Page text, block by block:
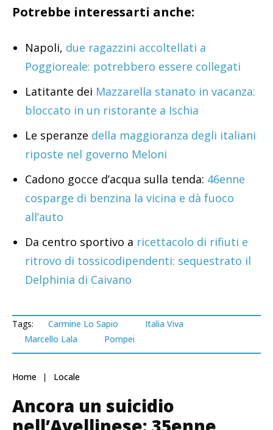
Potrebbe interessarti anche:
Napoli, due ragazzini accoltellati a
Poggioreale: potrebbero essere collegati
Latitante dei Mazzarella stanato in vacanza:
bloccato in un ristorante a Ischia
Le speranze della maggioranza degli italiani
riposte nel governo Meloni
Cadono gocce d’acqua sulla tenda: 46enne
cosparge di benzina la vicina e dà fuoco
all’auto
Da centro sportivo a ricettacolo di rifiuti e
ritrovo di tossicodipendenti: sequestrato il
Delphinia di Caivano
Tags: Carmine Lo Sapio
Italia Viva
Marcello Lala
Pompei
Home Locale
Ancora un suicidio